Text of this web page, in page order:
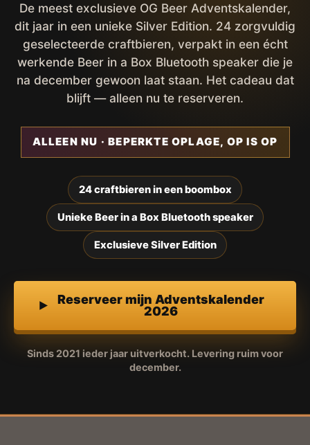
De meest exclusieve OG Beer Adventskalender,
dit jaar in een unieke Silver Edition. 24 zorgvuldig
geselecteerde craftbieren, verpakt in een écht
werkende Beer in a Box Bluetooth speaker die je
na december gewoon laat staan. Het cadeau dat
blijft — alleen nu te reserveren.
ALLEEN NU · BEPERKTE OPLAGE, OP IS OP
24 craftbieren in een boombox
Unieke Beer in a Box Bluetooth speaker
Exclusieve Silver Edition
Reserveer mijn Adventskalender
2026
Sinds 2021 ieder jaar uitverkocht. Levering ruim voor
december.